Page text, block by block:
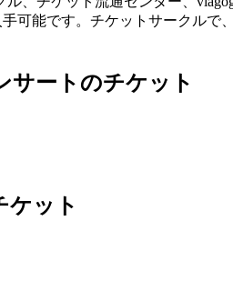
可能です。チケットサークル
サートのチケット
ケット